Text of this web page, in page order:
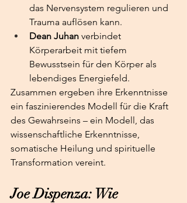
das Nervensystem regulieren und
Trauma auflösen kann.
Dean Juhan verbindet
Körperarbeit mit tiefem
Bewusstsein für den Körper als
lebendiges Energiefeld.
Zusammen ergeben ihre Erkenntnisse
ein faszinierendes Modell für die Kraft
des Gewahrseins – ein Modell, das
wissenschaftliche Erkenntnisse,
somatische Heilung und spirituelle
Transformation vereint.
Joe Dispenza: Wie